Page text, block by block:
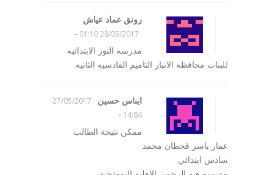
رونق عماد عياش
28/05/2017 01:10
-
مدرسه النور الابتدائيه
للبنات محافظه الانبار التاميم القادسيه الثانيه
ايناس حسين
27/05/2017
14:04
-
ممكن نتيجة الطالب
عمار ياسر قحطان محمد
سادس ابتدائي